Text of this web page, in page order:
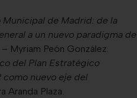
Municipal de Madrid: de la
a un nuevo paradigma de
– Myriam Peón González.
del Plan Estratégico
como nuevo eje del
Aranda Plaza.